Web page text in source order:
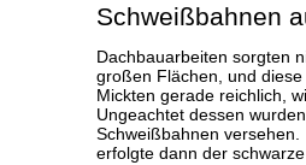
Schweißbahnen
Dachbauarbeiten sorgten
großen Flächen, und
Mickten gerade reichlich,
Ungeachtet dessen
Schweißbahnen
erfolgte dann der